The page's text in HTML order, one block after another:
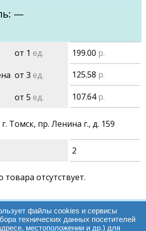
—
от 1 ед. 199.00 р.
от 3 ед. 125.58 р.
от 5 ед. 107.64р.
Томск, пр. Ленина г., д. 159
2
отсутствует.
файлы cookies и сервисы
технических данных посетителей
местоположении и др.) для